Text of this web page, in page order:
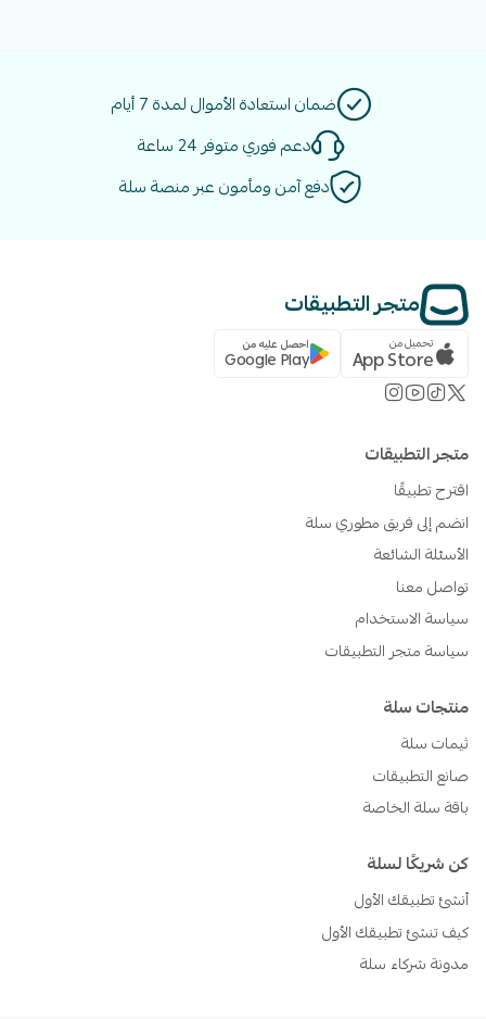
ضمان استعادة الأموال لمدة 7 أيام
دعم فوري متوفر 24 ساعة
دفع آمن ومأمون عبر منصة سلة
متجر التطبيقات
تحميل من
App Store احصل عليه من
Google Play
متجر التطبيقات
اقترح تطبيقًا
انضم إلى فريق مطوري سلة
الأسئلة الشائعة
تواصل معنا
سياسة الاستخدام
سياسة متجر التطبيقات
منتجات سلة
ثيمات سلة
صانع التطبيقات
باقة سلة الخاصة
كن شريكًا لسلة
أنشئ تطبيقك الأول
كيف تنشئ تطبيقك الأول
مدونة شركاء سلة